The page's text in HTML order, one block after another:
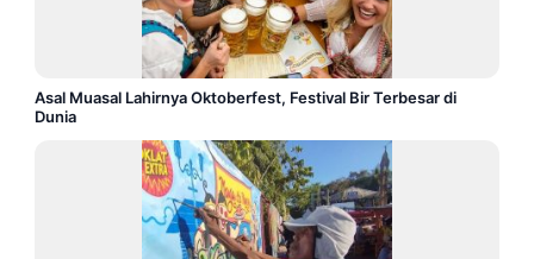
Asal Muasal Lahirnya Oktoberfest, Festival Bir Terbesar di
Dunia